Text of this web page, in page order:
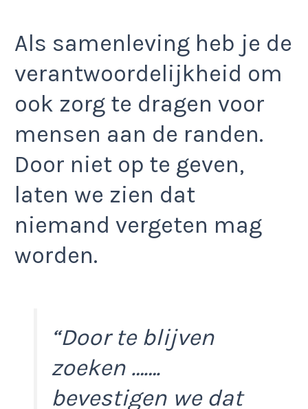
Als samenleving heb je de
verantwoordelijkheid om
ook zorg te dragen voor
mensen aan de randen.
Door niet op te geven,
laten we zien dat
niemand vergeten mag
worden.
“Door te blijven
zoeken …….
bevestigen we dat